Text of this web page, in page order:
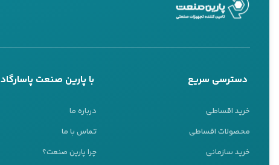
دسترسی سریع
خرید اقساطی
محصولات اقساطی
خرید سازمانی
با پارین صنعت پاسارگاد
درباره ما
تماس با ما
چرا پارین صنعت؟